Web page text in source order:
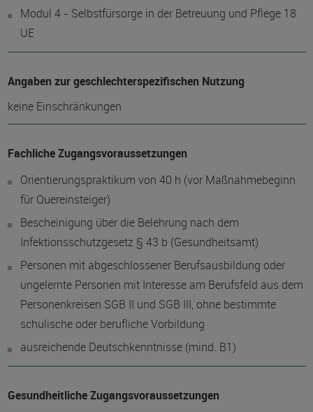
Modul 4 - Selbstfürsorge in der Betreuung und Pflege 18
UE
Angaben zur geschlechterspezifischen Nutzung
keine Einschränkungen
Fachliche Zugangsvoraussetzungen
Orientierungspraktikum von 40 h (vor Maßnahmebeginn
für Quereinsteiger)
Bescheinigung über die Belehrung nach dem
Infektionsschutzgesetz § 43 b (Gesundheitsamt)
Personen mit abgeschlossener Berufsausbildung oder
ungelernte Personen mit Interesse am Berufsfeld aus dem
Personenkreisen SGB II und SGB III, ohne bestimmte
schulische oder berufliche Vorbildung
ausreichende Deutschkenntnisse (mind. B1)
Gesundheitliche Zugangsvoraussetzungen